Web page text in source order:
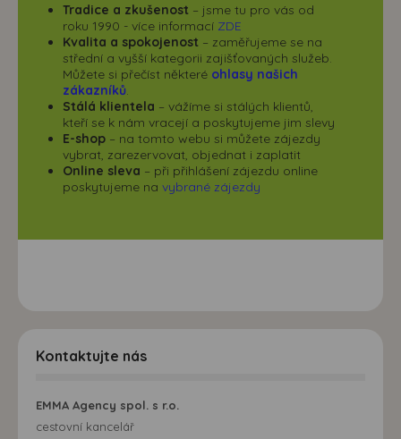
Tradice a zkušenost – jsme tu pro vás od
roku 1990 - více informací ZDE
Kvalita a spokojenost – zaměřujeme se na
střední a vyšší kategorii zajišťovaných služeb.
Můžete si přečíst některé ohlasy našich
zákazníků
Stálá klientela – vážíme si stálých klientů,
kteří se k nám vracejí a poskytujeme jim slevy
E-shop – na tomto webu si můžete zájezdy
vybrat, zarezervovat, objednat i zaplatit
Online sleva – při přihlášení zájezdu online
poskytujeme na vybrané zájezdy
Kontaktujte nás
EMMA Agency spol. s r.o.
cestovní kancelář